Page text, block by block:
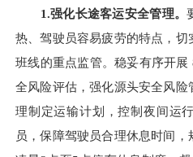
1.强化长途客运安全管理。
热、驾驶员容易疲劳的特点，
班线的重点监管。稳妥有序开
全风险评估，强化源头安全风
理制定运输计划，控制夜间运
员，保障驾驶员合理休息时间